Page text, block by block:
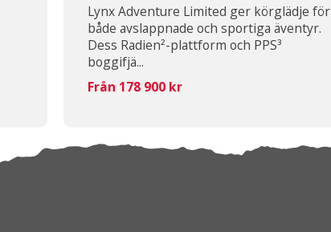
Lynx Adventure Limited ger körglädje för
både avslappnade och sportiga äventyr.
Dess Radien²-plattform och PPS³
boggifjä...
Från 178 900 kr